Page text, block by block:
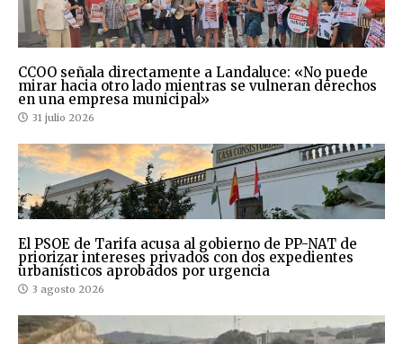
CCOO señala directamente a Landaluce: «No puede
mirar hacia otro lado mientras se vulneran derechos
en una empresa municipal»
31 julio 2026
El PSOE de Tarifa acusa al gobierno de PP-NAT de
priorizar intereses privados con dos expedientes
urbanísticos aprobados por urgencia
3 agosto 2026